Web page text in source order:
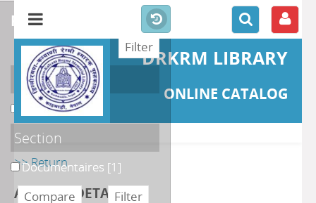
DRKRM LIBRARY
ONLINE CATALOG
>> Return
AUTHOR DETAILS
refine or compare
Localisation
DKRML[1]
Section
Documentaires [1]